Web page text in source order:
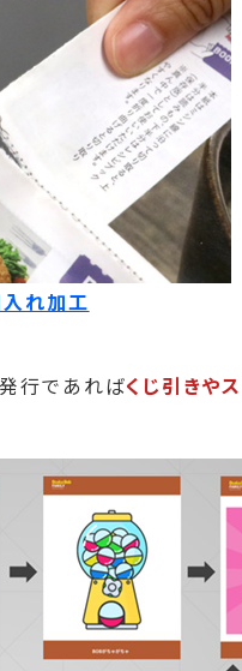
れ加工
発行であればくじ引きや